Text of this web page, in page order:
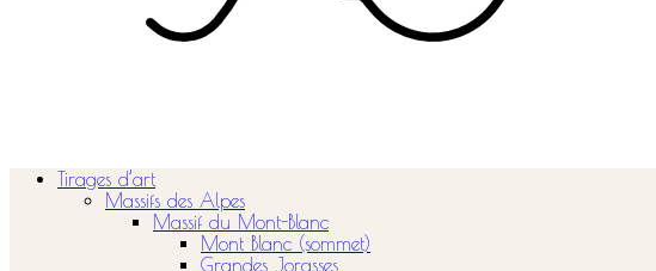
Tirages d’art
Massifs des Alpes
Massif du Mont-Blanc
Mont Blanc (sommet)
Grandes Jorasses